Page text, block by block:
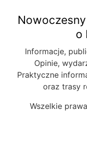
o
Informacje,
Opinie,
Praktyczne
oraz trasy
Wszelkie